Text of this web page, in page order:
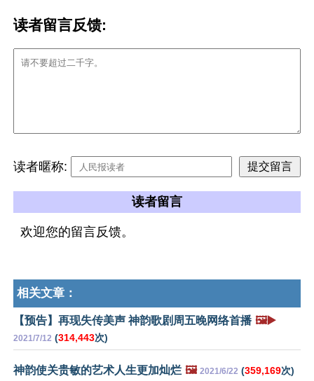
读者留言反馈:
读者暱称:
读者留言
欢迎您的留言反馈。
相关文章：
【预告】再现失传美声 神韵歌剧周五晚网络首播 🖼️▶️
2021/7/12 (314,443次)
神韵使关贵敏的艺术人生更加灿烂 🖼️ 2021/6/22 (359,169次)